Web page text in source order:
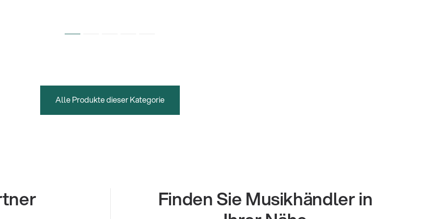
Alle Produkte dieser Kategorie
Finden Sie Musikhändler in